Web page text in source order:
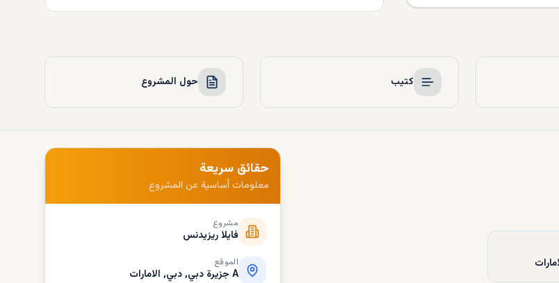
كتيب حول المشروع
حقائق سريعة
معلومات أساسية عن المشروع
مشروع
فايلا ريزيدنس
الموقع
A جزيرة دبي, دبي, الامارات